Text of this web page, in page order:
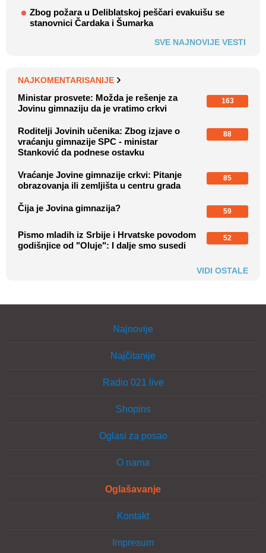
Zbog požara u Deliblatskoj peščari evakuišu se
stanovnici Čardaka i Šumarka
SVE NAJNOVIJE VESTI
NAJKOMENTARISANIJE
Ministar prosvete: Možda je rešenje za
Jovinu gimnaziju da je vratimo crkvi
163
Roditelji Jovinih učenika: Zbog izjave o
vraćanju gimnazije SPC - ministar
Stanković da podnese ostavku
88
Vraćanje Jovine gimnazije crkvi: Pitanje
obrazovanja ili zemljišta u centru grada
85
Čija je Jovina gimnazija? 59
Pismo mladih iz Srbije i Hrvatske povodom
godišnjice od "Oluje": I dalje smo susedi
52
VIDI OSTALE
Najnovije
Najčitanije
Radio 021 live
Shopins
Oglasi za posao
O nama
Oglašavanje
Kontakt
Impresum